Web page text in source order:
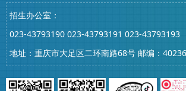
招生办公室：
023-43793190 023-43793191 023-43793193
地址：重庆市大足区二环南路68号 邮编：